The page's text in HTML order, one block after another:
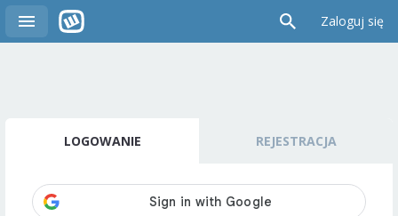
Zaloguj się
LOGOWANIE REJESTRACJA